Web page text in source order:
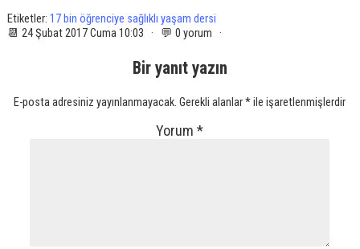
Etiketler: 17 bin öğrenciye sağlıklı yaşam dersi
📆 24 Şubat 2017 Cuma 10:03 · 💬 0 yorum ·
Bir yanıt yazın
E-posta adresiniz yayınlanmayacak. Gerekli alanlar*ile işaretlenmişlerdir
Yorum*